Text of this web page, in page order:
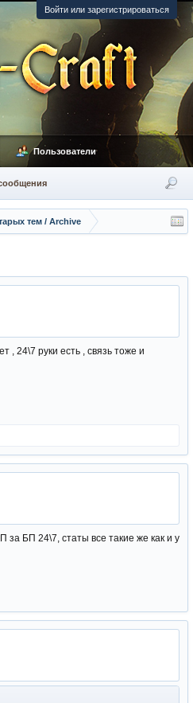
Войти или зарегистрироваться
тем / Archive
, 24\7 руки есть , связь тоже и
за БП 24\7, статы все такие же как и у
Пользователи